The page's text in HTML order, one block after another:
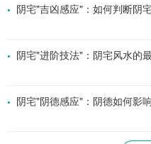
阴宅"吉凶感应"：如何判断阴
阴宅"进阶技法"：阴宅风水
阴宅"阴德感应"：阴德如何影